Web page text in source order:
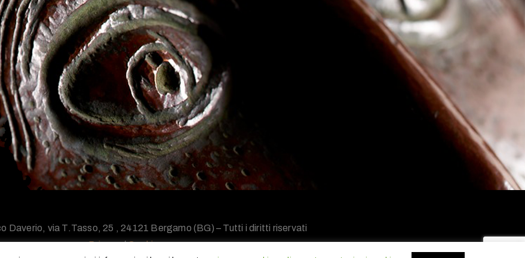
Daverio, via T.Tasso, 25 , 24121 Bergamo (BG) – Tutti i diritti riservati
Privacy/Cookie